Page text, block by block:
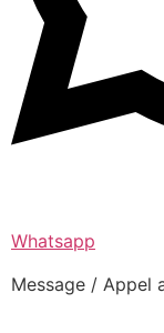
Whatsapp
Message / Appel